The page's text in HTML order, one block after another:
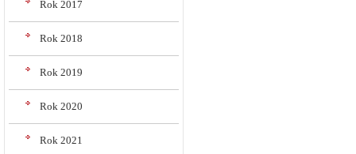
Rok 2017
Rok 2018
Rok 2019
Rok 2020
Rok 2021